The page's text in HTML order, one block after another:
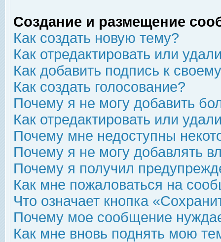
Создание и размещение
Как создать новую тему?
Как отредактировать или
Как добавить подпись к
Как создать голосование?
Почему я не могу добавить
Как отредактировать или
Почему мне недоступны
Почему я не могу добавлять
Почему я получил
Как мне пожаловаться на
Что означает кнопка
Почему мое сообщение
Как мне вновь поднять мою